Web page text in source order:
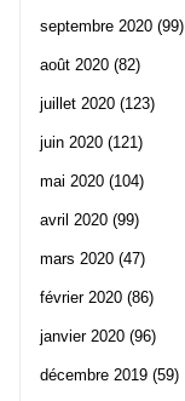
septembre 2020 (99)
août 2020 (82)
juillet 2020 (123)
juin 2020 (121)
mai 2020 (104)
avril 2020 (99)
mars 2020 (47)
février 2020 (86)
janvier 2020 (96)
décembre 2019 (59)